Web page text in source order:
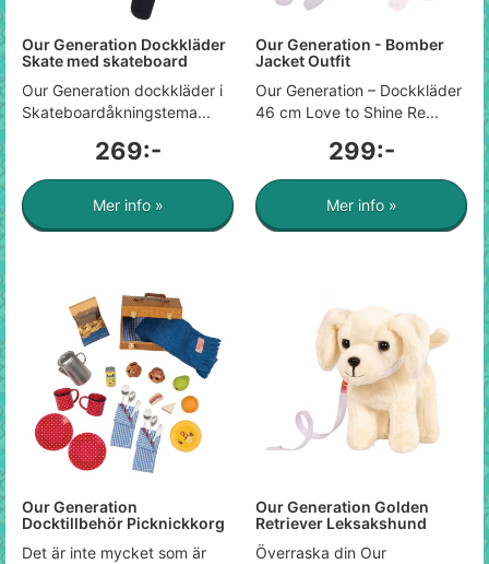
Our Generation Dockkläder
Skate med skateboard
Our Generation dockkläder i
Skateboardåkningstema...
269:-
Mer info »
Our Generation - Bomber
Jacket Outfit
Our Generation – Dockkläder
46 cm Love to Shine Re...
299:-
Mer info »
Our Generation
Docktillbehör Picknickkorg
Det är inte mycket som är
Our Generation Golden
Retriever Leksakshund
Överraska din Our